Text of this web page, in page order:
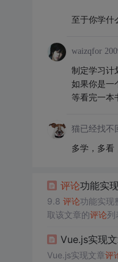
至于你学什
waizqfor
制定学习计
如果你是一
等看完一本
猫已经找不
多学，多看
评论功能实
9.8 评论功能实现
取该文章的评论列
Vue.js实现
Vue.js实现文章评